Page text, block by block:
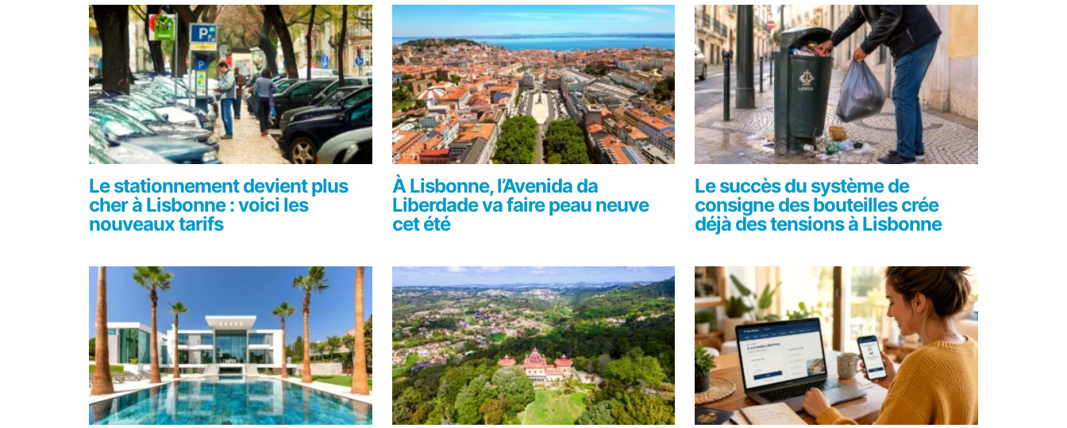
Le stationnement devient plus
cher à Lisbonne : voici les
nouveaux tarifs
À Lisbonne, l’Avenida da
Liberdade va faire peau neuve
cet été
Le succès du système de
consigne des bouteilles crée
déjà des tensions à Lisbonne